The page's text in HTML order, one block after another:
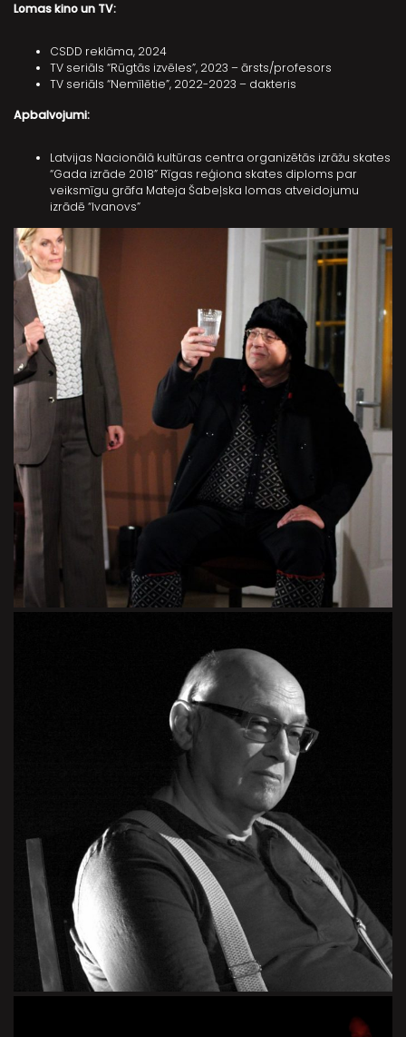
Lomas kino un TV:
CSDD reklāma, 2024
TV seriāls “Rūgtās izvēles”, 2023 – ārsts/profesors
TV seriāls “Nemīlētie”, 2022-2023 – dakteris
Apbalvojumi:
Latvijas Nacionālā kultūras centra organizētās izrāžu skates
“Gada izrāde 2018” Rīgas reģiona skates diploms par
veiksmīgu grāfa Mateja Šabeļska lomas atveidojumu
izrādē “Ivanovs”